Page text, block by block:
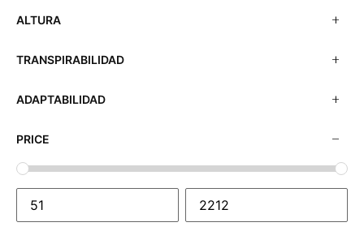
ALTURA
TRANSPIRABILIDAD
ADAPTABILIDAD
PRICE